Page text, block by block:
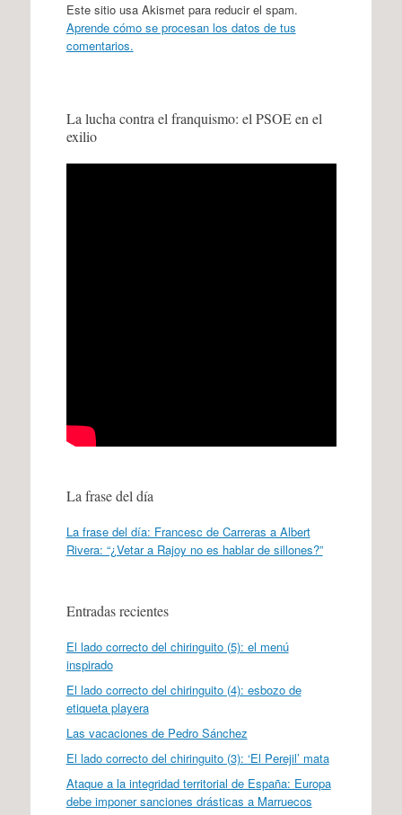
Este sitio usa Akismet para reducir el spam.
Aprende cómo se procesan los datos de tus
comentarios.
La lucha contra el franquismo: el PSOE en el
exilio
La frase del día
La frase del día: Francesc de Carreras a Albert
Rivera: “¿Vetar a Rajoy no es hablar de sillones?”
Entradas recientes
El lado correcto del chiringuito (5): el menú
inspirado
El lado correcto del chiringuito (4): esbozo de
etiqueta playera
Las vacaciones de Pedro Sánchez
El lado correcto del chiringuito (3): ‘El Perejil’ mata
Ataque a la integridad territorial de España: Europa
debe imponer sanciones drásticas a Marruecos